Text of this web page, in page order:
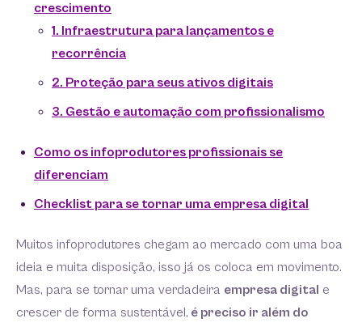
crescimento
1. Infraestrutura para lançamentos e
recorrência
2. Proteção para seus ativos digitais
3. Gestão e automação com profissionalismo
Como os infoprodutores profissionais se
diferenciam
Checklist para se tornar uma empresa digital
Muitos infoprodutores chegam ao mercado com uma boa
ideia e muita disposição, isso já os coloca em movimento.
Mas, para se tornar uma verdadeira empresa digital e
crescer de forma sustentável, é preciso ir além do